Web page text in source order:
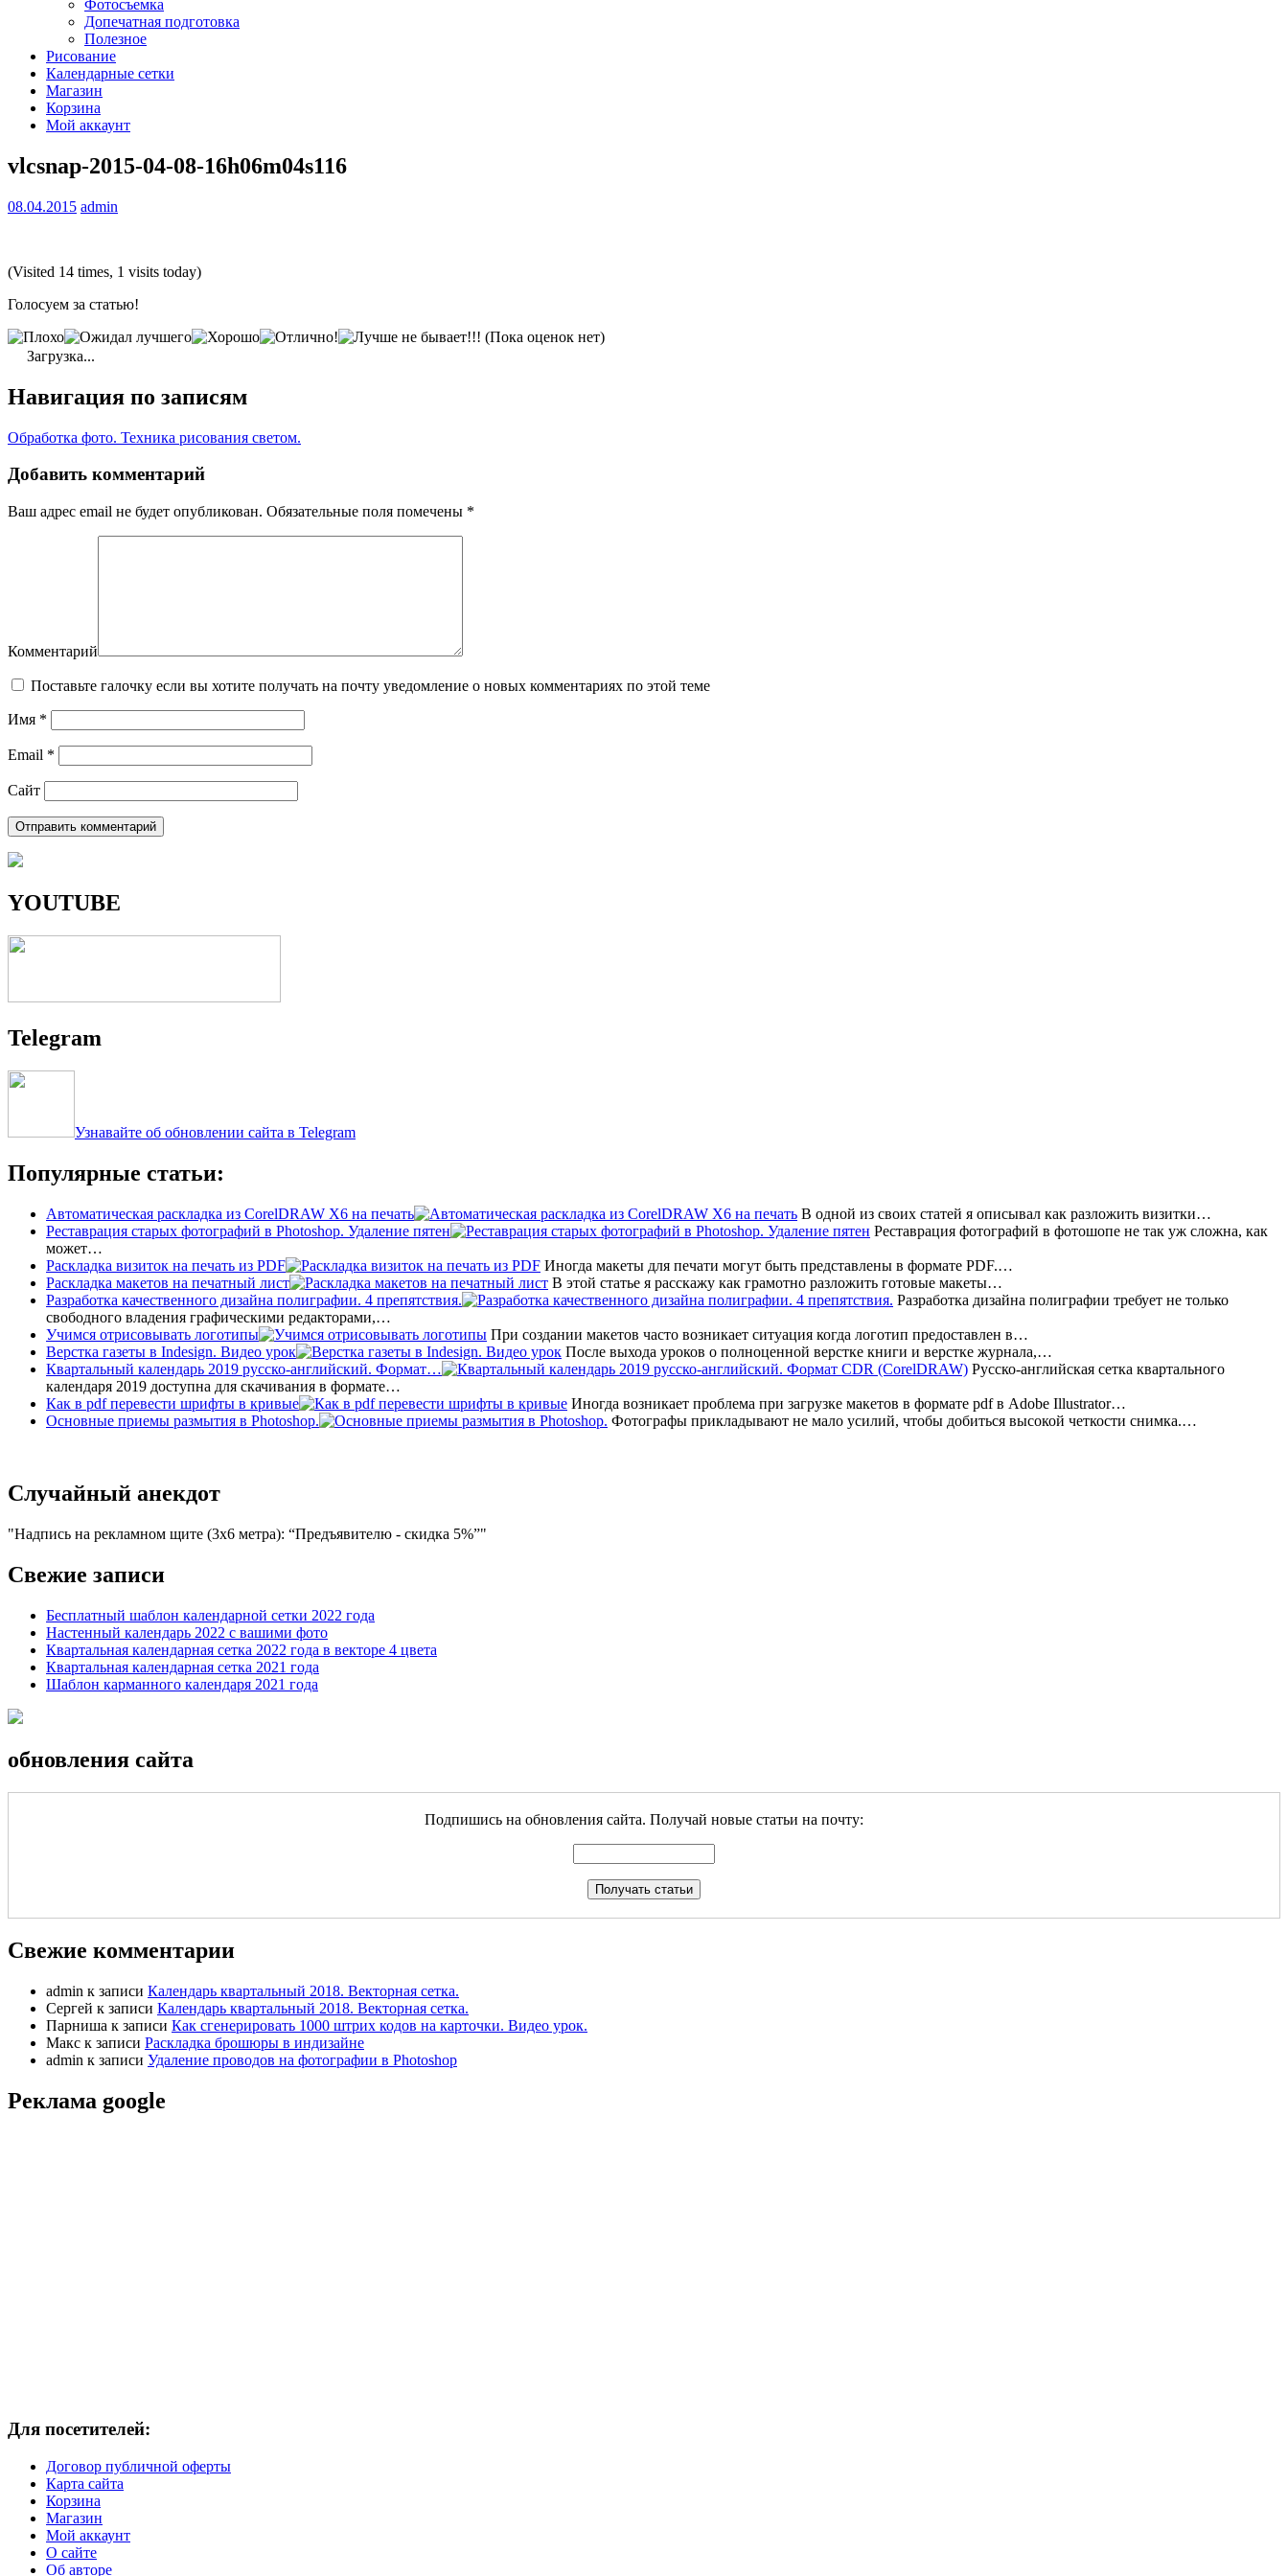
Фотосъемка
Допечатная подготовка
Полезное
Рисование
Календарные сетки
Магазин
Корзина
Мой аккаунт
vlcsnap-2015-04-08-16h06m04s116
08.04.2015 admin
(Visited 14 times, 1 visits today)
Голосуем за статью!
(Пока оценок нет)
Загрузка...
Навигация по записям
Обработка фото. Техника рисования светом.
Добавить комментарий
Ваш адрес email не будет опубликован. Обязательные поля помечены *
Комментарий
Поставьте галочку если вы хотите получать на почту уведомление о новых комментариях по этой теме
Имя *
Email *
Сайт
YOUTUBE
Telegram
Узнавайте об обновлении сайта в Telegram
Популярные статьи:
Автоматическая раскладка из CorelDRAW X6 на печать
В одной из своих статей я описывал как разложить визитки…
Реставрация старых фотографий в Photoshop. Удаление пятен
Реставрация фотографий в фотошопе не так уж сложна, как
может…
Раскладка визиток на печать из PDF
Иногда макеты для печати могут быть представлены в формате PDF.…
Раскладка макетов на печатный лист
В этой статье я расскажу как грамотно разложить готовые макеты…
Разработка качественного дизайна полиграфии. 4 препятствия.
Разработка дизайна полиграфии требует не только
свободного владения графическими редакторами,…
Учимся отрисовывать логотипы
При создании макетов часто возникает ситуация когда логотип предоставлен в…
Верстка газеты в Indesign. Видео урок
После выхода уроков о полноценной верстке книги и верстке журнала,…
Квартальный календарь 2019 русско-английский. Формат…
Русско-английская сетка квартального
календаря 2019 доступна для скачивания в формате…
Как в pdf перевести шрифты в кривые
Иногда возникает проблема при загрузке макетов в формате pdf в Adobe Illustrator…
Основные приемы размытия в Photoshop.
Фотографы прикладывают не мало усилий, чтобы добиться высокой четкости снимка.…
Случайный анекдот
Надпись на рекламном щите (3х6 метра): “Предъявителю - скидка 5%”
Свежие записи
Бесплатный шаблон календарной сетки 2022 года
Настенный календарь 2022 с вашими фото
Квартальная календарная сетка 2022 года в векторе 4 цвета
Квартальная календарная сетка 2021 года
Шаблон карманного календаря 2021 года
обновления сайта
Подпишись на обновления сайта. Получай новые статьи на почту:
Свежие комментарии
admin к записи Календарь квартальный 2018. Векторная сетка.
Сергей к записи Календарь квартальный 2018. Векторная сетка.
Парниша к записи Как сгенерировать 1000 штрих кодов на карточки. Видео урок.
Макс к записи Раскладка брошюры в индизайне
admin к записи Удаление проводов на фотографии в Photoshop
Реклама google
Для посетителей:
Договор публичной оферты
Карта сайта
Корзина
Магазин
Мой аккаунт
О сайте
Об авторе